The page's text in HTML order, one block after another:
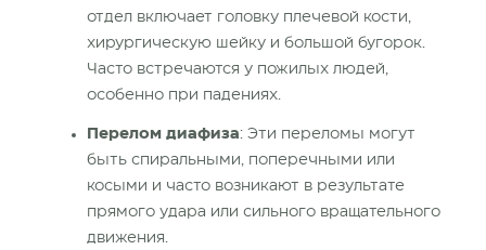
отдел включает головку плечевой кости,
хирургическую шейку и большой бугорок.
Часто встречаются у пожилых людей,
особенно при падениях.
Перелом диафиза: Эти переломы могут
быть спиральными, поперечными или
косыми и часто возникают в результате
прямого удара или сильного вращательного
движения.